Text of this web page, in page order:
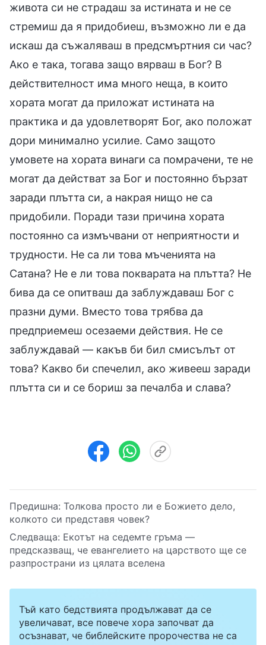
живота си не страдаш за истината и не се
стремиш да я придобиеш, възможно ли е да
искаш да съжаляваш в предсмъртния си час?
Ако е така, тогава защо вярваш в Бог? В
действителност има много неща, в които
хората могат да приложат истината на
практика и да удовлетворят Бог, ако положат
дори минимално усилие. Само защото
умовете на хората винаги са помрачени, те не
могат да действат за Бог и постоянно бързат
заради плътта си, а накрая нищо не са
придобили. Поради тази причина хората
постоянно са измъчвани от неприятности и
трудности. Не са ли това мъченията на
Сатана? Не е ли това покварата на плътта? Не
бива да се опитваш да заблуждаваш Бог с
празни думи. Вместо това трябва да
предприемеш осезаеми действия. Не се
заблуждавай — какъв би бил смисълът от
това? Какво би спечелил, ако живееш заради
плътта си и се бориш за печалба и слава?
Предишна: Толкова просто ли е Божието дело,
колкото си представя човек?
Следваща: Екотът на седемте гръма —
предсказващ, че евангелието на царството ще се
разпространи из цялата вселена
Тъй като бедствията продължават да се
увеличават, все повече хора започват да
осъзнават, че библейските пророчества не са